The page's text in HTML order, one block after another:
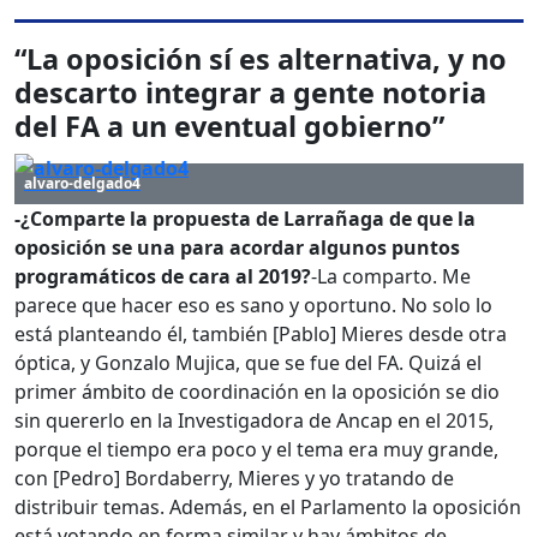
“La oposición sí es alternativa, y no
descarto integrar a gente notoria
del FA a un eventual gobierno”
alvaro-delgado4
-¿Comparte la propuesta de Larrañaga de que la
oposición se una para acordar algunos puntos
programáticos de cara al 2019?-La comparto. Me
parece que hacer eso es sano y oportuno. No solo lo
está planteando él, también [Pablo] Mieres desde otra
óptica, y Gonzalo Mujica, que se fue del FA. Quizá el
primer ámbito de coordinación en la oposición se dio
sin quererlo en la Investigadora de Ancap en el 2015,
porque el tiempo era poco y el tema era muy grande,
con [Pedro] Bordaberry, Mieres y yo tratando de
distribuir temas. Además, en el Parlamento la oposición